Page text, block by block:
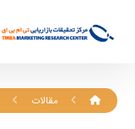
مقالات